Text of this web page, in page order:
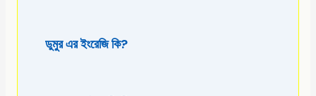
ডুমুর এর ইংরেজি কি?